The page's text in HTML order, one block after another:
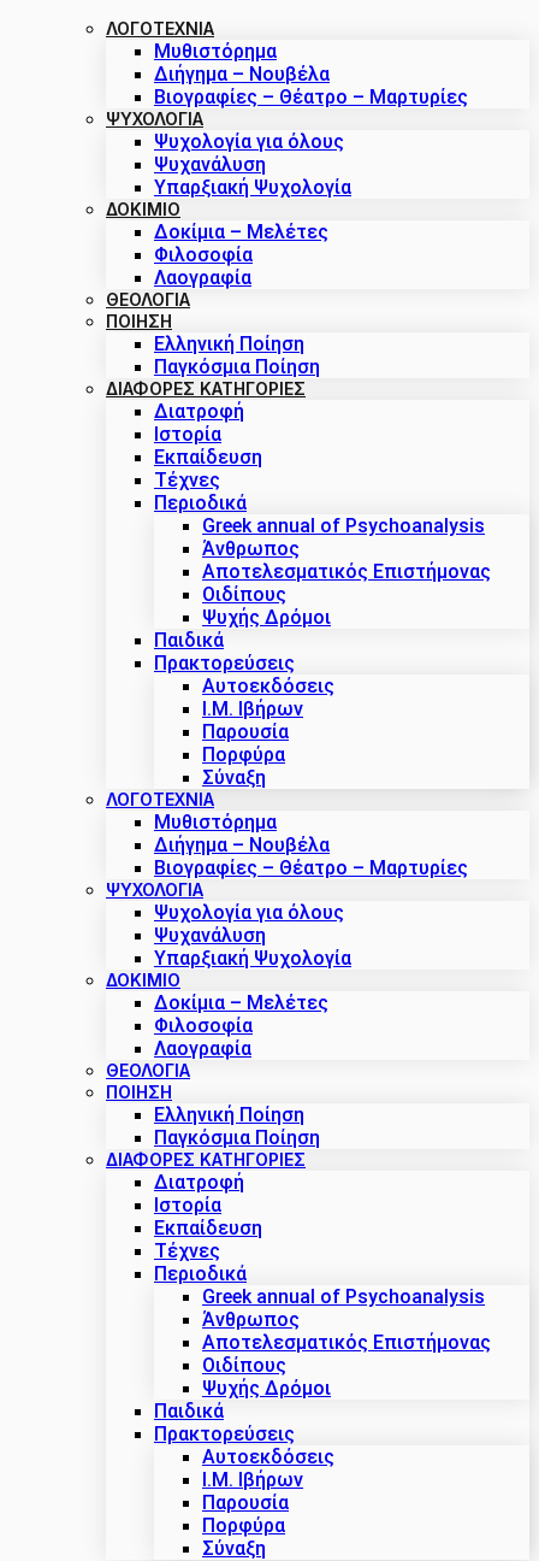
ΛΟΓΟΤΕΧΝΙΑ
Μυθιστόρημα
Διήγημα – Νουβέλα
Βιογραφίες – Θέατρο – Μαρτυρίες
ΨΥΧΟΛΟΓΙΑ
Ψυχολογία για όλους
Ψυχανάλυση
Υπαρξιακή Ψυχολογία
ΔΟΚΊΜΙΟ
Δοκίμια – Μελέτες
Φιλοσοφία
Λαογραφία
ΘΕΟΛΟΓΙΑ
ΠΟΙΗΣΗ
Ελληνική Ποίηση
Παγκόσμια Ποίηση
ΔΙΑΦΟΡΕΣ ΚΑΤΗΓΟΡΙΕΣ
Διατροφή
Ιστορία
Εκπαίδευση
Τέχνες
Περιοδικά
Greek annual of Psychoanalysis
Άνθρωπος
Αποτελεσματικός Επιστήμονας
Οιδίπους
Ψυχής Δρόμοι
Παιδικά
Πρακτoρεύσεις
Αυτοεκδόσεις
Ι.Μ. Ιβήρων
Παρουσία
Πορφύρα
Σύναξη
ΛΟΓΟΤΕΧΝΙΑ
Μυθιστόρημα
Διήγημα – Νουβέλα
Βιογραφίες – Θέατρο – Μαρτυρίες
ΨΥΧΟΛΟΓΙΑ
Ψυχολογία για όλους
Ψυχανάλυση
Υπαρξιακή Ψυχολογία
ΔΟΚΊΜΙΟ
Δοκίμια – Μελέτες
Φιλοσοφία
Λαογραφία
ΘΕΟΛΟΓΙΑ
ΠΟΙΗΣΗ
Ελληνική Ποίηση
Παγκόσμια Ποίηση
ΔΙΑΦΟΡΕΣ ΚΑΤΗΓΟΡΙΕΣ
Διατροφή
Ιστορία
Εκπαίδευση
Τέχνες
Περιοδικά
Greek annual of Psychoanalysis
Άνθρωπος
Αποτελεσματικός Επιστήμονας
Οιδίπους
Ψυχής Δρόμοι
Παιδικά
Πρακτoρεύσεις
Αυτοεκδόσεις
Ι.Μ. Ιβήρων
Παρουσία
Πορφύρα
Σύναξη